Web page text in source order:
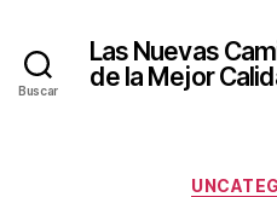
Buscar
Las Nuevas
de la Mejor